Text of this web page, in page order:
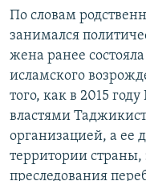
По словам
занимался
жена ранее
исламского
того, как в 2015
властями
организацией, а ее
территории страны,
преследования